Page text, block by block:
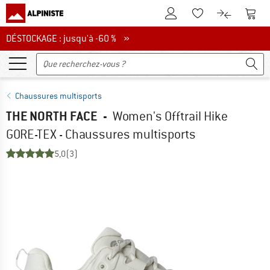
Vers le compte client
Vers la liste
Vers le
DÉSTOCKAGE : jusqu'à -60 %
DÉSTOCKAGE : jusqu'à -60 % »
Chaussures multisports
THE NORTH FACE - Women's Offtrail Hike
GORE-TEX - Chaussures multisports
5,0(3)